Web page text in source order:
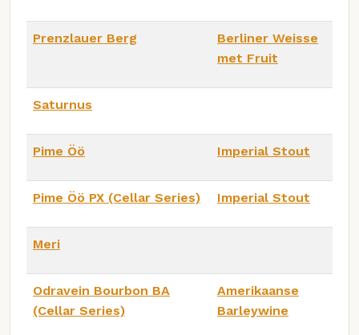
Prenzlauer Berg
Berliner Weisse
met Fruit
Saturnus
Pime Öö Imperial Stout
Pime Öö PX (Cellar Series) Imperial Stout
Meri
Odravein Bourbon BA
(Cellar Series)
Amerikaanse
Barleywine